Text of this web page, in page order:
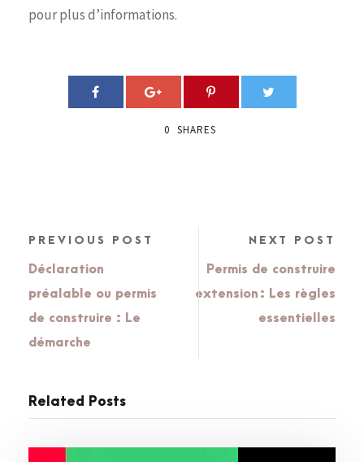
pour plus d’informations.
0 SHARES
PREVIOUS POST
Déclaration
préalable ou permis
de construire : Le
démarche
NEXT POST
Permis de construire
extension : Les règles
essentielles
Related Posts